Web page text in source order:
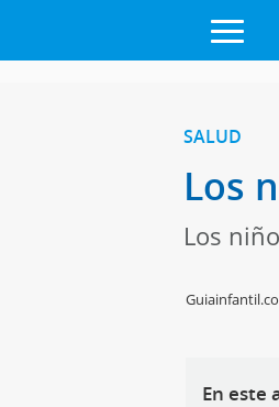
SALUD
Los
Los
En este